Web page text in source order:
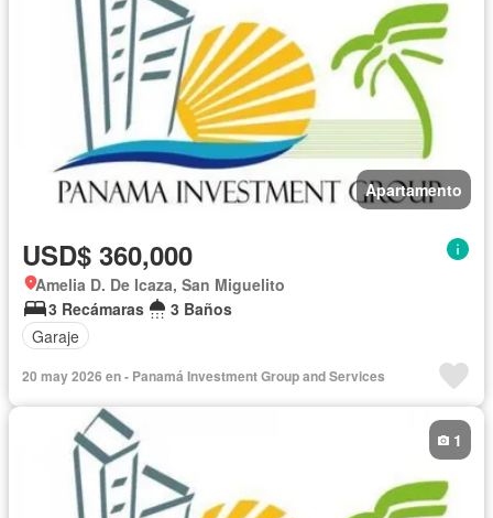
Apartamento
USD$ 360,000
Amelia D. De Icaza, San Miguelito
3 Recámaras
3 Baños
Garaje
20 may 2026 en - Panamá Investment Group and Services
1